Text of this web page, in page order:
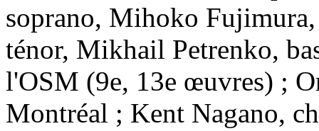
soprano, Mihoko
ténor, Mikhail Petrenko,
l'OSM (9e, 13e œuvres) ;
Montréal ; Kent Nagano,